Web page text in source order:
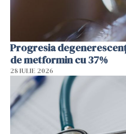
Progresia
de metformin cu 37%
28 IULIE 2026